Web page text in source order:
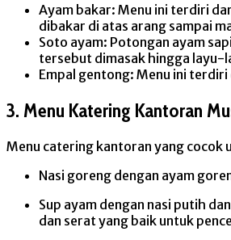
Ayam bakar: Menu ini terdiri
dibakar di atas arang sampai
Soto ayam: Potongan ayam
tersebut dimasak hingga layu-
Empal gentong: Menu ini
3. Menu Katering Kantoran
Menu catering kantoran yang cocok
Nasi goreng dengan ayam
Sup ayam dengan nasi putih
dan serat yang baik untuk